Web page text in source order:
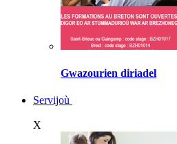
Gwazourien diriadel
Servijoù
X